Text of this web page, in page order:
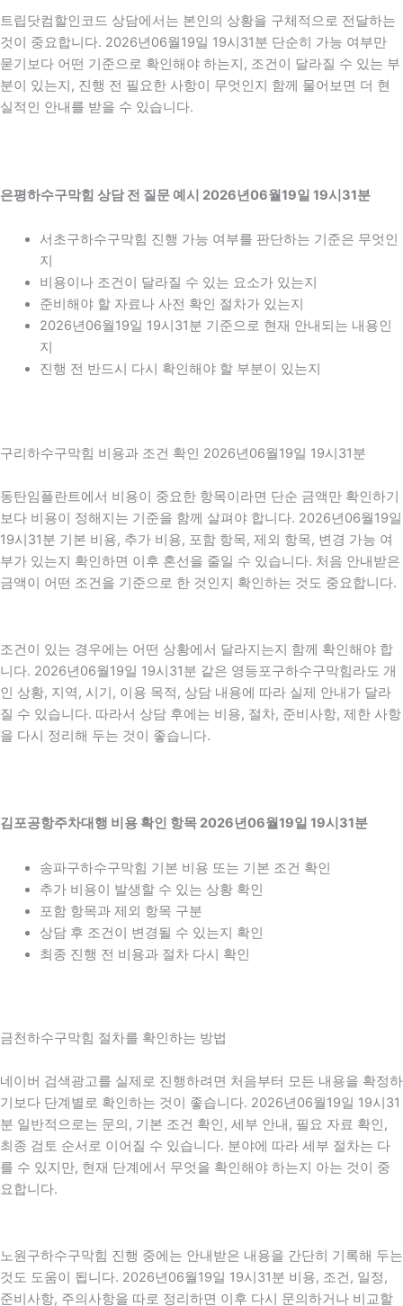
트립닷컴할인코드 상담에서는 본인의 상황을 구체적으로 전달하는
것이 중요합니다. 2026년06월19일 19시31분 단순히 가능 여부만
묻기보다 어떤 기준으로 확인해야 하는지, 조건이 달라질 수 있는 부
분이 있는지, 진행 전 필요한 사항이 무엇인지 함께 물어보면 더 현
실적인 안내를 받을 수 있습니다.
은평하수구막힘 상담 전 질문 예시 2026년06월19일 19시31분
서초구하수구막힘 진행 가능 여부를 판단하는 기준은 무엇인
지
비용이나 조건이 달라질 수 있는 요소가 있는지
준비해야 할 자료나 사전 확인 절차가 있는지
2026년06월19일 19시31분 기준으로 현재 안내되는 내용인
지
진행 전 반드시 다시 확인해야 할 부분이 있는지
구리하수구막힘 비용과 조건 확인 2026년06월19일 19시31분
동탄임플란트에서 비용이 중요한 항목이라면 단순 금액만 확인하기
보다 비용이 정해지는 기준을 함께 살펴야 합니다. 2026년06월19일
19시31분 기본 비용, 추가 비용, 포함 항목, 제외 항목, 변경 가능 여
부가 있는지 확인하면 이후 혼선을 줄일 수 있습니다. 처음 안내받은
금액이 어떤 조건을 기준으로 한 것인지 확인하는 것도 중요합니다.
조건이 있는 경우에는 어떤 상황에서 달라지는지 함께 확인해야 합
니다. 2026년06월19일 19시31분 같은 영등포구하수구막힘라도 개
인 상황, 지역, 시기, 이용 목적, 상담 내용에 따라 실제 안내가 달라
질 수 있습니다. 따라서 상담 후에는 비용, 절차, 준비사항, 제한 사항
을 다시 정리해 두는 것이 좋습니다.
김포공항주차대행 비용 확인 항목 2026년06월19일 19시31분
송파구하수구막힘 기본 비용 또는 기본 조건 확인
추가 비용이 발생할 수 있는 상황 확인
포함 항목과 제외 항목 구분
상담 후 조건이 변경될 수 있는지 확인
최종 진행 전 비용과 절차 다시 확인
금천하수구막힘 절차를 확인하는 방법
네이버 검색광고를 실제로 진행하려면 처음부터 모든 내용을 확정하
기보다 단계별로 확인하는 것이 좋습니다. 2026년06월19일 19시31
분 일반적으로는 문의, 기본 조건 확인, 세부 안내, 필요 자료 확인,
최종 검토 순서로 이어질 수 있습니다. 분야에 따라 세부 절차는 다
를 수 있지만, 현재 단계에서 무엇을 확인해야 하는지 아는 것이 중
요합니다.
노원구하수구막힘 진행 중에는 안내받은 내용을 간단히 기록해 두는
것도 도움이 됩니다. 2026년06월19일 19시31분 비용, 조건, 일정,
준비사항, 주의사항을 따로 정리하면 이후 다시 문의하거나 비교할